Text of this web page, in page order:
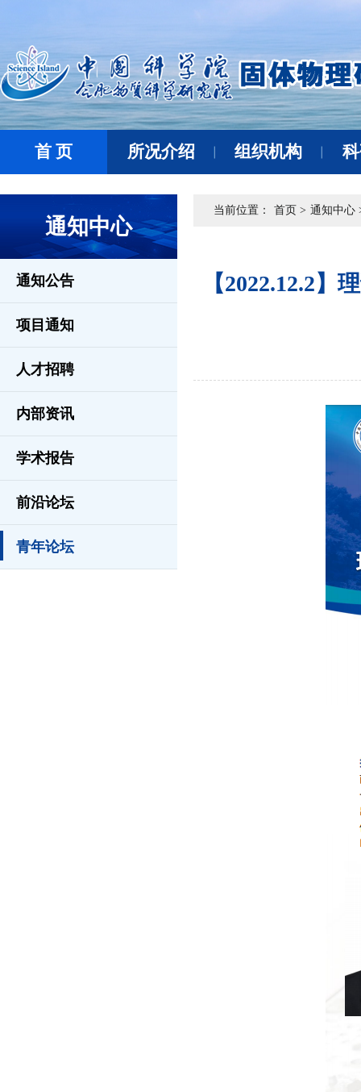
首 页 所况介绍 组织机构
通知中心
通知公告
项目通知
人才招聘
内部资讯
学术报告
前沿论坛
青年论坛
当前位置： 首页 > 通知中心
【2022.12.2